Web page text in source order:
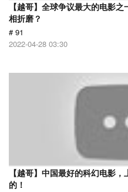
【越哥】全球争议最大的电影
相折磨？
# 91
2022-04-28 03:30
【越哥】中国最好的科幻电影
的！